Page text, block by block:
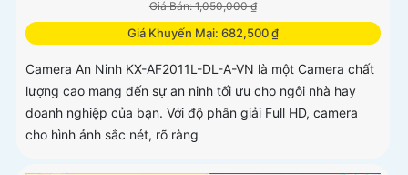
Giá Bán: 1,050,000 ₫
Giá Khuyến Mại: 682,500 ₫
Camera An Ninh KX-AF2011L-DL-A-VN là một Camera chất
lượng cao mang đến sự an ninh tối ưu cho ngôi nhà hay
doanh nghiệp của bạn. Với độ phân giải Full HD, camera
cho hình ảnh sắc nét, rõ ràng